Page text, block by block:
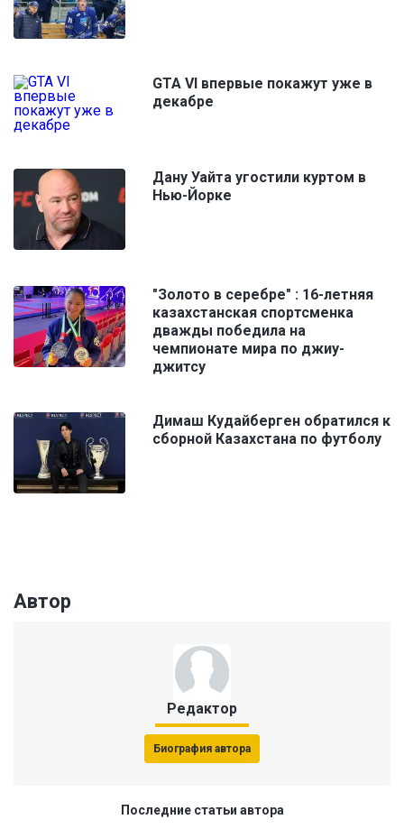
GTA VI впервые покажут уже в
декабре
Дану Уайта угостили куртом в
Нью-Йорке
"Золото в серебре" : 16-летняя
казахстанская спортсменка
дважды победила на
чемпионате мира по джиу-
джитсу
Димаш Кудайберген обратился к
сборной Казахстана по футболу
Автор
Редактор
Биография автора
Последние статьи автора